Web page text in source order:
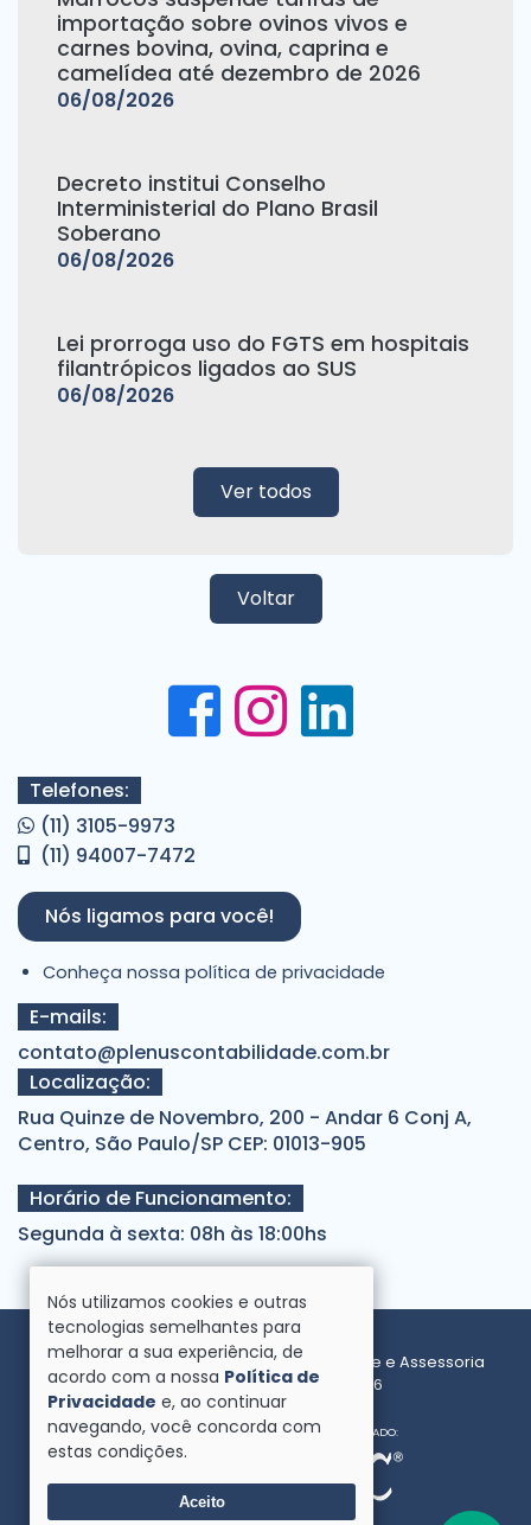
importação sobre ovinos vivos e
carnes bovina, ovina, caprina e
camelídea até dezembro de 2026
06/08/2026
Decreto institui Conselho
Interministerial do Plano Brasil
Soberano
06/08/2026
Lei prorroga uso do FGTS em hospitais
filantrópicos ligados ao SUS
06/08/2026
Ver todos
Voltar
Telefones:
(11) 3105-9973
(11) 94007-7472
Nós ligamos para você!
Conheça nossa política de privacidade
E-mails:
contato@plenuscontabilidade.com.br
Localização:
Rua Quinze de Novembro, 200 - Andar 6 Conj A,
Centro, São Paulo/SP CEP: 01013-905
Horário de Funcionamento:
Segunda à sexta: 08h às 18:00hs
Direitos reservados à Plenus Contabilidade e Assessoria
Empresarial Full Service - 2026
SITE VERIFICADO:
Nós utilizamos cookies e outras
tecnologias semelhantes para
melhorar a sua experiência, de
acordo com a nossa Política de
Privacidade e, ao continuar
navegando, você concorda com
estas condições.
Aceito